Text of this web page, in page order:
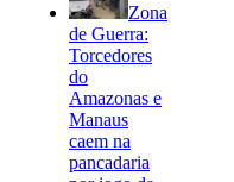
Zona
de Guerra:
Torcedores
do
Amazonas e
Manaus
caem na
pancadaria